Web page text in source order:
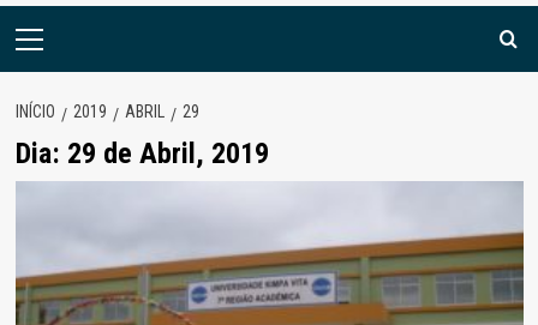
Menu
INÍCIO 2019 ABRIL 29
Dia: 29 de Abril, 2019